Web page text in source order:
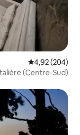
Note
4,92 (204)
(Centre-Sud)